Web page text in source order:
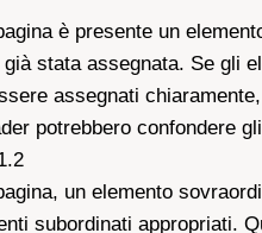
è presente un
stata assegnata. Se gli
assegnati
potrebbero confondere
un elemento
subordinati appropriati.